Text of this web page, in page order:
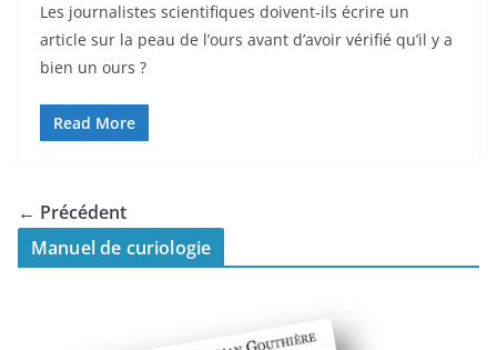
Les journalistes scientifiques doivent-ils écrire un
article sur la peau de l’ours avant d’avoir vérifié qu’il y a
bien un ours ?
Read More
← Précédent
Manuel de curiologie